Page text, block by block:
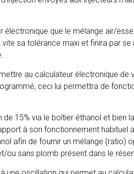
électronique que le mélange air/
sa tolérance maxi et finira par
au calculateur électronique de
ceci lui permettra de
de 15% via le boîtier éthanol et bien
à son fonctionnement habituel
afin de fournir un mélange (ratio)
ou sans plomb présent dans le